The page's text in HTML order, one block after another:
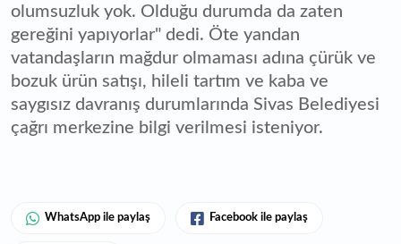
olumsuzluk yok. Olduğu durumda da zaten
gereğini yapıyorlar" dedi. Öte yandan
vatandaşların mağdur olmaması adına çürük ve
bozuk ürün satışı, hileli tartım ve kaba ve
saygısız davranış durumlarında Sivas Belediyesi
çağrı merkezine bilgi verilmesi isteniyor.
WhatsApp ile paylaş Facebook ile paylaş